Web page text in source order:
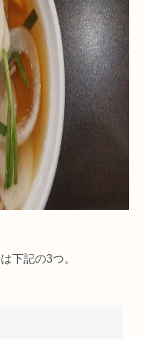
は下記の3つ。